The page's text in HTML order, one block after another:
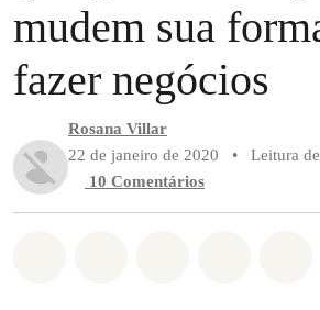
mudem sua
fazer negócios
Rosana Villar
22 de janeiro de 2020
• Leitura
10 Comentários